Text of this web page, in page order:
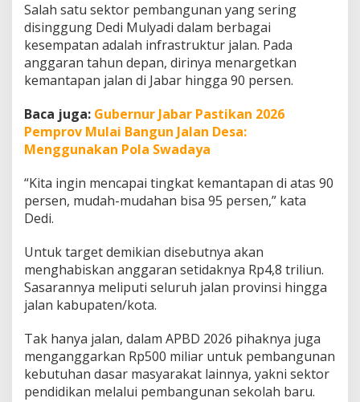
i
t
a
s
P
e
b
a
n
u
n
a
a
a
r
2
2
6
Salah satu sektor pembangunan yang sering
disinggung Dedi Mulyadi dalam berbagai
kesempatan adalah infrastruktur jalan. Pada
anggaran tahun depan, dirinya menargetkan
kemantapan jalan di Jabar hingga 90 persen.
Baca juga: Gubernur Jabar Pastikan 2026
Pemprov Mulai Bangun Jalan Desa:
Menggunakan Pola Swadaya
“Kita ingin mencapai tingkat kemantapan di atas 90
persen, mudah-mudahan bisa 95 persen,” kata
Dedi.
Untuk target demikian disebutnya akan
menghabiskan anggaran setidaknya Rp4,8 triliun.
Sasarannya meliputi seluruh jalan provinsi hingga
jalan kabupaten/kota.
Tak hanya jalan, dalam APBD 2026 pihaknya juga
menganggarkan Rp500 miliar untuk pembangunan
kebutuhan dasar masyarakat lainnya, yakni sektor
pendidikan melalui pembangunan sekolah baru.